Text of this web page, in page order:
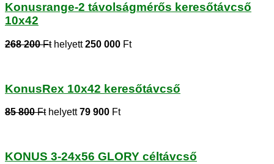
Konusrange-2 távolságmérős keresőtávcső
10x42
268 200 Fthelyett250 000 Ft
KonusRex 10x42 keresőtávcső
85 800 Fthelyett79 900 Ft
KONUS 3-24x56 GLORY céltávcső